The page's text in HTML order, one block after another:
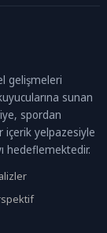
gelişmeleri
sunan
spordan
yelpazesiyle
hedeflemektedir.